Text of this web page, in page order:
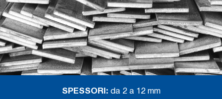
SPESSORI:da 2 a 12 mm